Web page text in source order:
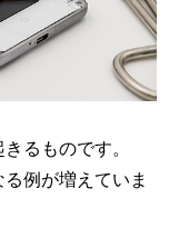
るものです。
例が増えていま